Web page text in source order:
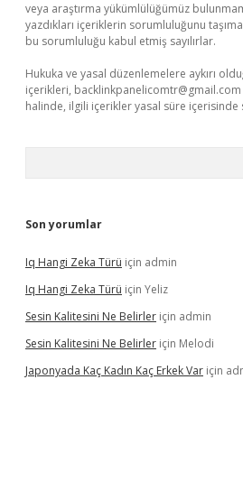
veya araştırma yükümlülüğümüz
yazdıkları içeriklerin sorumluluğunu
bu sorumluluğu kabul etmiş sayılırlar.
Hukuka ve yasal düzenlemelere aykırı
içerikleri, backlinkpanelicomtr@gmail.com
halinde, ilgili içerikler yasal süre içerisinde
Son yorumlar
Iq Hangi Zeka Türü için admin
Iq Hangi Zeka Türü için Yeliz
Sesin Kalitesini Ne Belirler için admin
Sesin Kalitesini Ne Belirler için Melodi
Japonyada Kaç Kadın Kaç Erkek Var için